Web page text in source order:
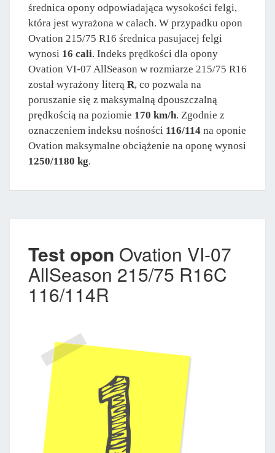
średnica opony odpowiadająca wysokości felgi,
która jest wyrażona w calach. W przypadku opon
Ovation 215/75 R16 średnica pasujacej felgi
wynosi 16 cali. Indeks prędkości dla opony
Ovation VI-07 AllSeason w rozmiarze 215/75 R16
został wyrażony literą R, co pozwala na
poruszanie się z maksymalną dpouszczalną
prędkością na poziomie 170 km/h. Zgodnie z
oznaczeniem indeksu nośności 116/114 na oponie
Ovation maksymalne obciążenie na oponę wynosi
1250/1180 kg.
Test opon Ovation VI-07
AllSeason 215/75 R16C
116/114R